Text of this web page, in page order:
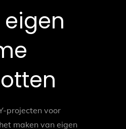
projecten voor
maken van eigen